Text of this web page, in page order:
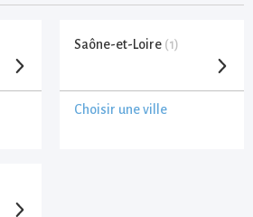
Saône-et-Loire (1)
Choisir une ville